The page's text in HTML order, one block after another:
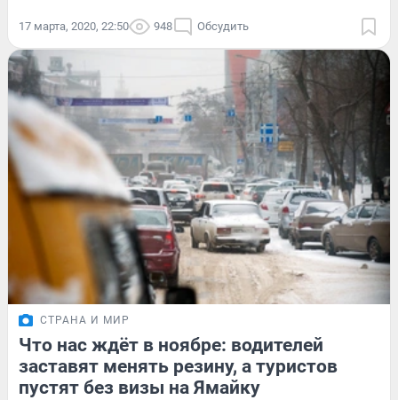
17 марта, 2020, 22:50 948 Обсудить
СТРАНА И МИР
Что нас ждёт в ноябре: водителей
заставят менять резину, а туристов
пустят без визы на Ямайку